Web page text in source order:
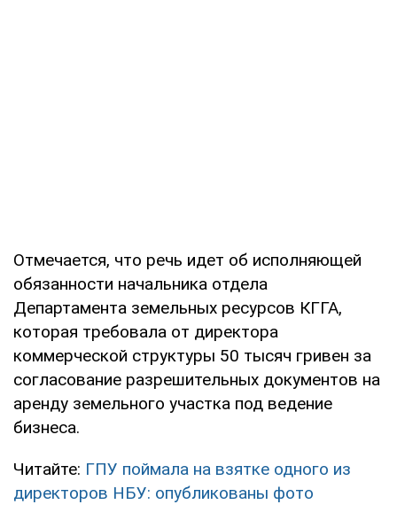
Отмечается, что речь идет об исполняющей
обязанности начальника отдела
Департамента земельных ресурсов КГГА,
которая требовала от директора
коммерческой структуры 50 тысяч гривен за
согласование разрешительных документов на
аренду земельного участка под ведение
бизнеса.
Читайте: ГПУ поймала на взятке одного из
директоров НБУ: опубликованы фото